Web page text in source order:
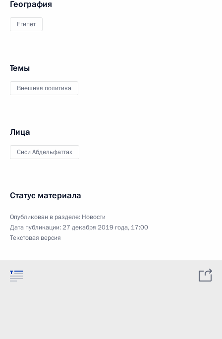
География
Египет
Темы
Внешняя политика
Лица
Сиси Абдельфаттах
Статус материала
Опубликован в разделе: Новости
Дата публикации:27 декабря 2019 года, 17:00
Текстовая версия